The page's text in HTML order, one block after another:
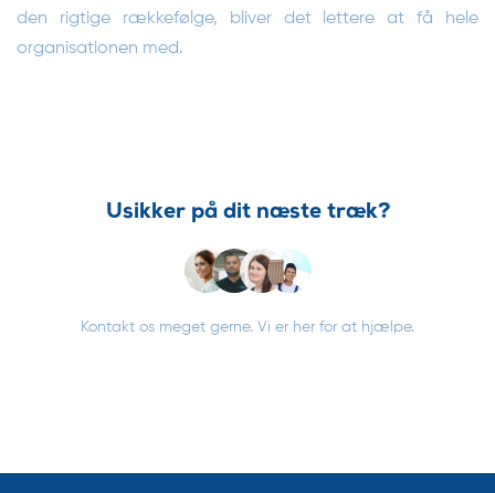
den rigtige rækkefølge, bliver det lettere at få hele
organisationen med.
Usikker på dit næste træk?
Kontakt os meget gerne. Vi er her for at hjælpe.